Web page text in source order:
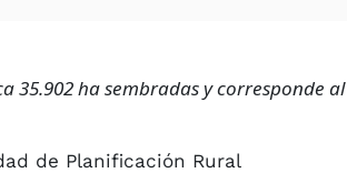
35.902 ha sembradas y corresponde al
de Planificación Rural